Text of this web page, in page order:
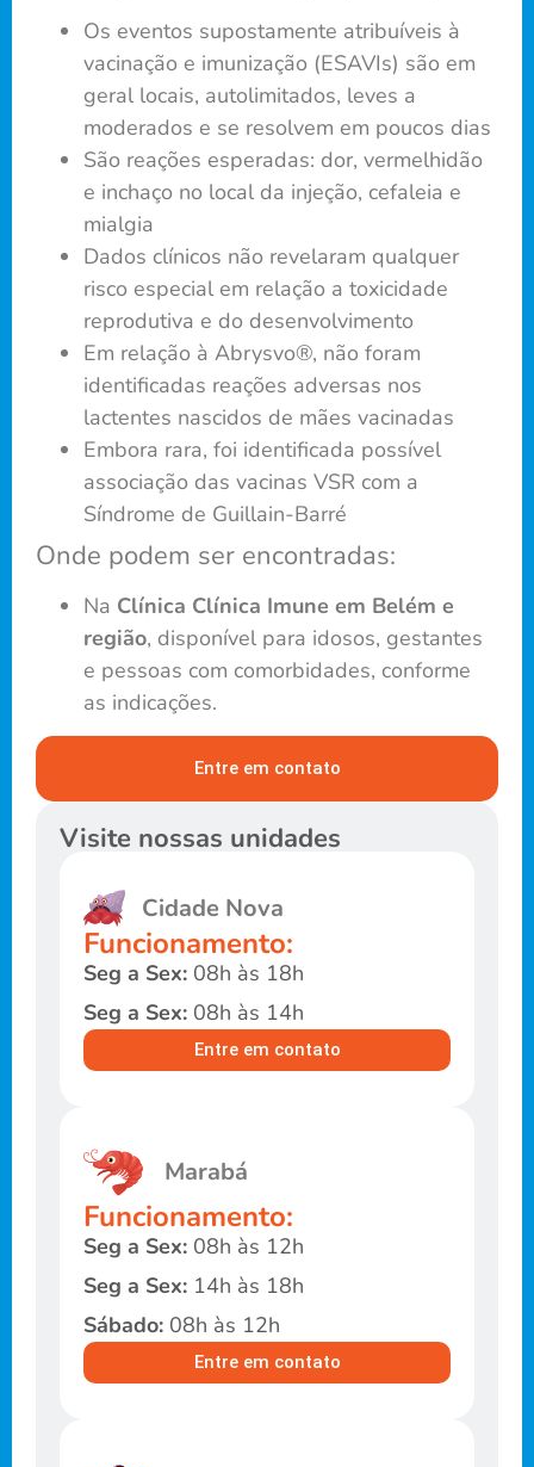
Os eventos supostamente atribuíveis à
vacinação e imunização (ESAVIs) são em
geral locais, autolimitados, leves a
moderados e se resolvem em poucos dias
São reações esperadas: dor, vermelhidão
e inchaço no local da injeção, cefaleia e
mialgia
Dados clínicos não revelaram qualquer
risco especial em relação a toxicidade
reprodutiva e do desenvolvimento
Em relação à Abrysvo®, não foram
identificadas reações adversas nos
lactentes nascidos de mães vacinadas
Embora rara, foi identificada possível
associação das vacinas VSR com a
Síndrome de Guillain-Barré
Onde podem ser encontradas:
Na Clínica Clínica Imune em Belém e
região, disponível para idosos, gestantes
e pessoas com comorbidades, conforme
as indicações.
Entre em contato
Visite nossas unidades
Cidade Nova
Funcionamento:
Seg a Sex: 08h às 18h
Seg a Sex: 08h às 14h
Entre em contato
Marabá
Funcionamento:
Seg a Sex: 08h às 12h
Seg a Sex: 14h às 18h
Sábado: 08h às 12h
Entre em contato